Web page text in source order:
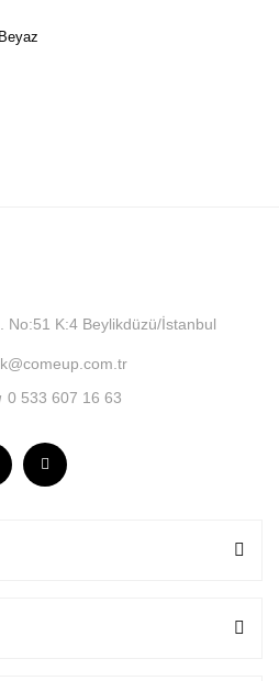
No:51 K:4 Beylikdüzü/İstanbul
0 533 607 16 63